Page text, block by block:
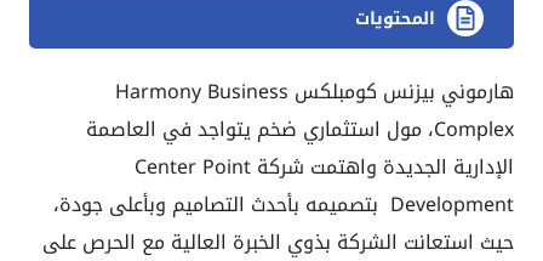
المحتويات
هارموني بيزنس كومبلكس Harmony Business
Complex، مول استثماري ضخم يتواجد في العاصمة
الإدارية الجديدة واهتمت شركة Center Point
Development بتصميمه بأحدث التصاميم وبأعلى جودة،
حيث استعانت الشركة بذوي الخبرة العالية مع الحرص على